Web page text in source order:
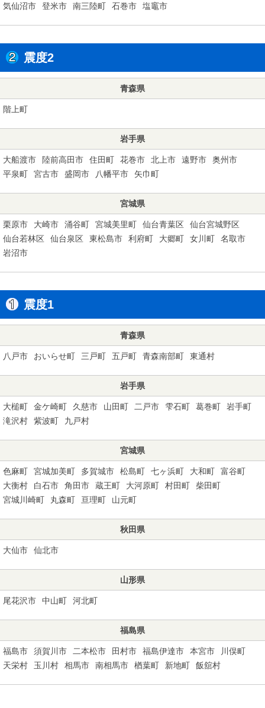
気仙沼市 登米市 南三陸町 石巻市 塩竈市
震度2
青森県
階上町
岩手県
大船渡市 陸前高田市 住田町 花巻市 北上市 遠野市
奥州市
平泉町
宮古市 盛岡市 八幡平市 矢巾町
宮城県
栗原市 大崎市 涌谷町 宮城美里町 仙台青葉区
仙台宮城野区
仙台若林区
仙台泉区 東松島市 利府町 大郷町 女川町
名取市
岩沼市
震度1
青森県
八戸市 おいらせ町 三戸町 五戸町 青森南部町 東通村
岩手県
大槌町 金ケ崎町 久慈市 山田町 二戸市 雫石町 葛巻町
岩手町
滝沢村
紫波町 九戸村
宮城県
色麻町 宮城加美町 多賀城市 松島町 七ヶ浜町 大和町
富谷町
大衡村
白石市 角田市 蔵王町 大河原町 村田町
柴田町
宮城川崎町
丸森町 亘理町 山元町
秋田県
大仙市 仙北市
山形県
尾花沢市 中山町 河北町
福島県
福島市 須賀川市 二本松市 田村市 福島伊達市 本宮市
川俣町
天栄村
玉川村 相馬市 南相馬市 楢葉町 新地町 飯舘村